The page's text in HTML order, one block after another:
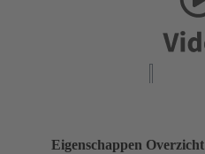
Eigenschappen Overzicht